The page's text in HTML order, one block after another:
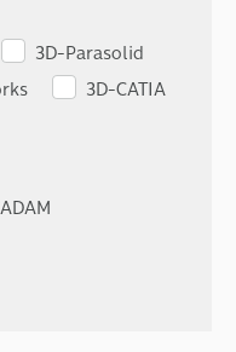
3D-Parasolid
3D-CATIA